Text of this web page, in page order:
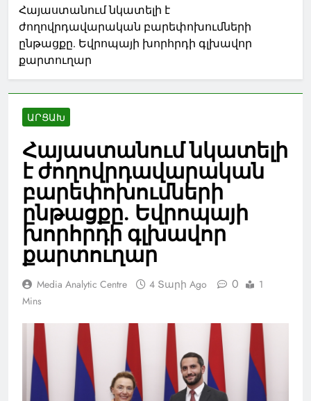
Հայաստանում նկատելի է
ժողովրդավարական բարեփոխումների
ընթացքը. Եվրոպայի խորհրդի գլխավոր
քարտուղար
ԱՐՑԱԽ
Հայաստանում նկատելի
է ժողովրդավարական
բարեփոխումների
ընթացքը. Եվրոպայի
խորհրդի գլխավոր
քարտուղար
Media Analytic Centre 4 Տարի Ago 0
1
Mins